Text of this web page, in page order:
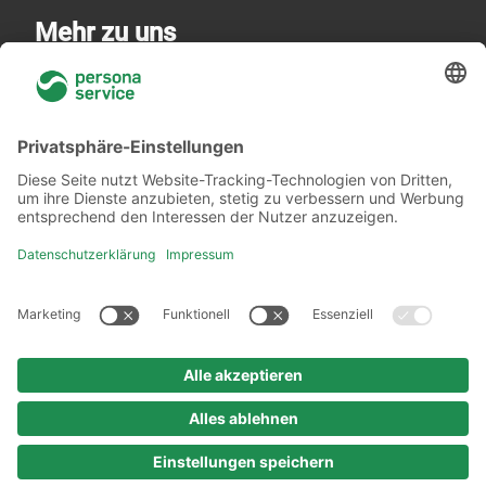
Mehr zu uns
Über uns
Akademie
Rechtliches
Datenschutzerklärung
Urheberrechtshinweis